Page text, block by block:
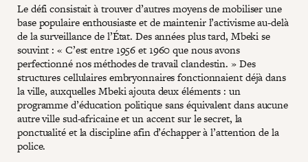
Le défi consistait à trouver d’autres moyens de mobiliser une
base populaire enthousiaste et de maintenir l’activisme au-delà
de la surveillance de l’État. Des années plus tard, Mbeki se
souvint : « C’est entre 1956 et 1960 que nous avons
perfectionné nos méthodes de travail clandestin. » Des
structures cellulaires embryonnaires fonctionnaient déjà dans
la ville, auxquelles Mbeki ajouta deux éléments : un
programme d’éducation politique sans équivalent dans aucune
autre ville sud-africaine et un accent sur le secret, la
ponctualité et la discipline afin d’échapper à l’attention de la
police.